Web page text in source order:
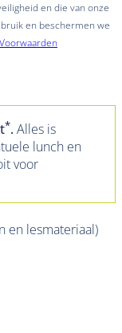
en die van onze
en beschermen we
Voorwaarden
*.Alles is
lunch en
voor
en lesmateriaal)